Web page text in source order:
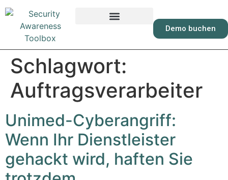
springen
Demo buchen
Schlagwort:
Auftragsverarbeiter
Unimed-Cyberangriff:
Wenn Ihr Dienstleister
gehackt wird, haften Sie